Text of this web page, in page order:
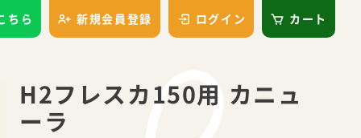
ちら 新規会員登録 ログイン カート
H2フレスカ150用 カニュ
ーラ